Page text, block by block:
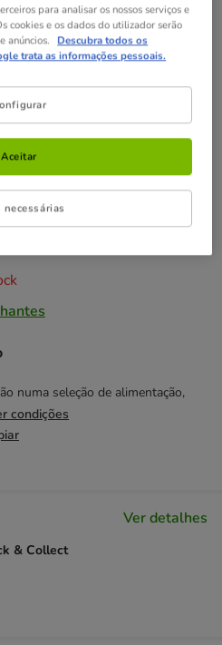
1.2
numa seleção de alimentação,
condições
Ver detalhes
& Collect
para analisar os nossos serviços e
cookies e os dados do utilizador serão
anúncios. Descubra todos os
trata as informações pessoais.
necessárias
Aceitar